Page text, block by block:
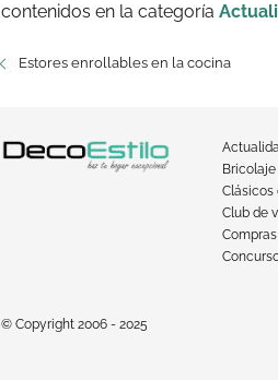
contenidos en la categoría
Estores enrollables en la cocina
Bricolaje
Clásicos
Club de
Compras
© Copyright 2006 - 2025